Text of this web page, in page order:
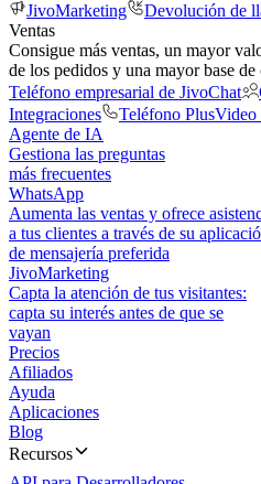
JivoMarketing
Devolución de
Ventas
Consigue más ventas, un mayor
de los pedidos y una mayor base de
Teléfono empresarial de JivoChat
Integraciones
Teléfono PlusVideo
Agente de IA
Gestiona las preguntas
más frecuentes
WhatsApp
Aumenta las ventas y ofrece
a tus clientes a través de su
de mensajería preferida
JivoMarketing
Capta la atención de tus visitantes:
capta su interés antes de que se
vayan
Precios
Afiliados
Ayuda
Aplicaciones
Blog
Recursos